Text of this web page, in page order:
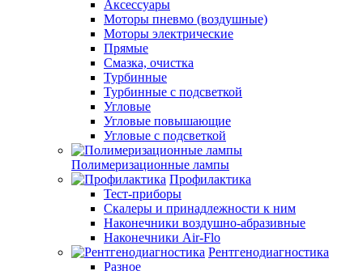
Аксессуары
Моторы пневмо (воздушные)
Моторы электрические
Прямые
Смазка, очистка
Турбинные
Турбинные с подсветкой
Угловые
Угловые повышающие
Угловые с подсветкой
Полимеризационные лампы
Профилактика
Тест-приборы
Скалеры и принадлежности к ним
Наконечники воздушно-абразивные
Наконечники Air-Flo
Рентгенодиагностика
Разное